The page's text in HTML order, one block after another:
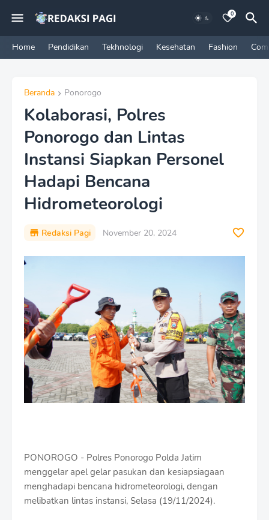
0
Home Pendidikan Tekhnologi Kesehatan Fashion
Beranda Ponorogo
Kolaborasi, Polres
Ponorogo dan Lintas
Instansi Siapkan Personel
Hadapi Bencana
Hidrometeorologi
Redaksi Pagi November 20, 2024
PONOROGO - Polres Ponorogo Polda Jatim
menggelar apel gelar pasukan dan kesiapsiagaan
menghadapi bencana hidrometeorologi, dengan
melibatkan lintas instansi, Selasa (19/11/2024).
r
u
m
B
y
R
a
u
a
s
i
g
n
W